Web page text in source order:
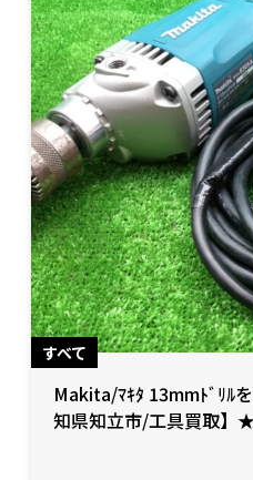
すべて
Makita/ﾏｷﾀ 13mmﾄﾞﾘﾙ
知県知立市/工具買取】